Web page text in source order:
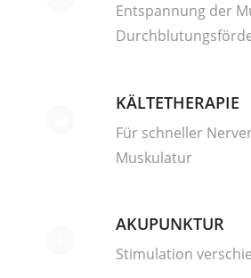
Entspannung der
KÄLTETHERAPIE
Für schneller
Muskulatur
AKUPUNKTUR
Stimulation